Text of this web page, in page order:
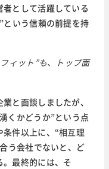
として活躍している
という信頼の前提を持
ィット”も、トップ面
と面談しましたが、
くかどうか”という点
件以上に、“相互理
う会社でないと、ど
最終的には、そ